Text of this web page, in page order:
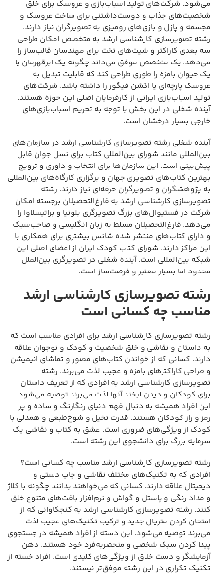
می‌شود. شرکت‌های تولید اسباب‌بازی و عروسک برای خلق
شخصیت‌های جذاب و دوست‌داشتنی برای ساخت عروسک و
مجسمه و پازل و بازی‌های رومیزی به تصویرگران نیاز دارند.
رشته تصویرسازی کارشناسی ارشد به متخصص امکان طراحی
سه بعدی کاراکتر و شیت‌های تخت برای مهندسان قالب‌ساز را
می‌دهد. یک متخصص موفق می‌داند چگونه یک ابرقهرمان یا
یک حیوان بامزه را طوری طراحی کند که قابلیت تبدیل به
عروسک پارچه‌ای یا اکشن فیگور را داشته باشد. شرکت‌های
تولید اسباب‌بازی ایرانی از کارفرمایان اصلی این حوزه هستند.
آینده شغلی در این بخش با توجه به تحریم اسباب‌بازی‌های
خارجی بسیار درخشان است.
آینده شغلی رشته تصویرسازی کارشناسی ارشد در سازمان‌های
بین‌المللی مانند شورای بین‌المللی کتاب برای نسل جوان قابل
پیش‌بینی است. این سازمان‌ها برای انتخاب و داوری و ترویج
بهترین کتاب‌های تصویری جهان و برگزاری کارگاه‌های بین‌المللی
به پژوهشگران و تصویرگران حرفه‌ای نیاز دارند. رشته
تصویرسازی کارشناسی ارشد به فارغ‌التحصیلان برجسته امکان
شرکت در فستیوال‌های بزرگ تصویرگری بلونیا و براتیسلاوا را
می‌دهد. فارغ‌التحصیلان مسلط به زبان انگلیسی و صاحب‌سبک
و دارای کتاب‌های منتشر شده شانس بیشتری برای همکاری با
این مراکز دارند. شورای کتاب کودک ایران از اعضای اصلی این
شبکه بین‌المللی است. آینده شغلی در تصویرگری بین‌الملل
محدود اما بسیار معتبر و فرصت‌ساز است.
رشته تصویرسازی کارشناسی ارشد
مناسب چه کسانی است
رشته تصویرسازی کارشناسی ارشد برای افرادی مناسب است که
به داستان و نقاشی و خلق شخصیت و کودک و نوجوان علاقه
دارند. کسانی که از خواندن کتاب‌های مصور و تماشای انیمیشن
و طراحی کاراکترهای بامزه و عجیب لذت می‌برند. رشته
تصویرسازی کارشناسی ارشد به افرادی که از تعریف داستان
برای کودکان و دیدن لبخند آنها لذت می‌برند توصیه می‌شود.
این افراد همیشه به دنبال فهم دنیای رنگارنگ و ساده و پر
رمز و راز کودکان هستند. قدرت تخیل و شوخ‌طبعی و همدلی با
کودک از ویژگی‌های ضروری است. عشق به کتاب و نقاشی یک
سرمایه بزرگ برای دانشجوی این رشته است.
رشته تصویرسازی کارشناسی ارشد مناسب چه کسانی است؟
افرادی که به تکنیک‌های مختلف نقاشی و چاپ دستی و
دیجیتال علاقه دارند. کسانی که می‌خواهند بدانند چگونه با کلاژ
و مداد رنگی و پاستل و گواش و نرم‌افزار بافت‌های متنوع خلق
کنند. رشته تصویرسازی کارشناسی ارشد به کنجکاوانی که از
امتحان کردن متریال جدید و ترکیب تکنیک‌های عجیب لذت
می‌برند توصیه می‌شود. این دسته از افراد همیشه در جستجوی
پیدا کردن سبک شخصی و منحصر‌به‌فرد خود هستند. ذهن
آزمایشگر و دست خلاق از ویژگی‌های کلیدی است. افراد خسته از
تکنیک تکراری در این رشته موفق‌تر نیستند.